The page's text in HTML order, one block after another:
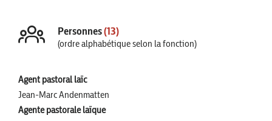
Personnes(13)
(ordre alphabétique selon la fonction)
Agent pastoral laïc
Jean-Marc Andenmatten
Agente pastorale laïque